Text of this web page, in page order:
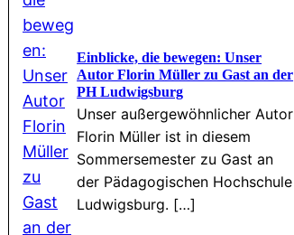
Einblicke, die bewegen: Unser
Autor Florin Müller zu Gast an der
PH Ludwigsburg
Unser außergewöhnlicher Autor
Florin Müller ist in diesem
Sommersemester zu Gast an
der Pädagogischen Hochschule
Ludwigsburg. […]